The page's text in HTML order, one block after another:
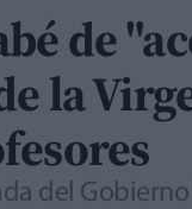
de
la
del